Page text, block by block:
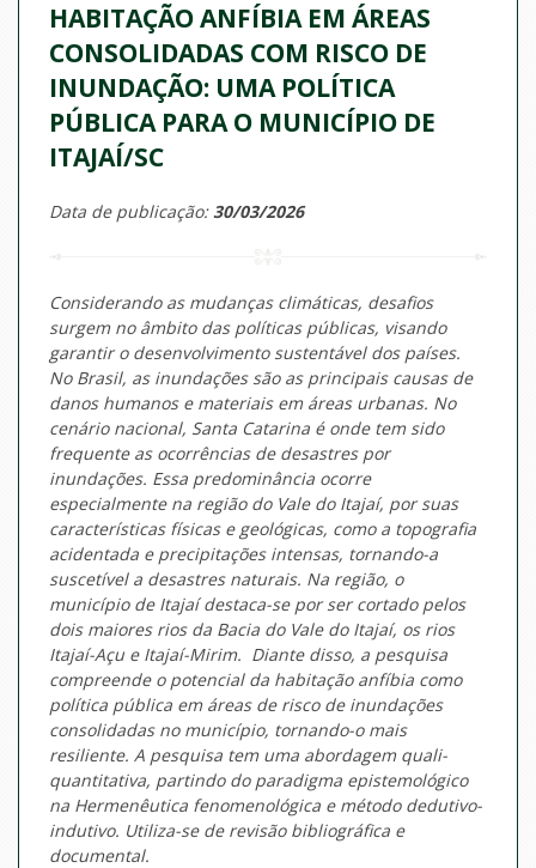
HABITAÇÃO ANFÍBIA EM ÁREAS
CONSOLIDADAS COM RISCO DE
INUNDAÇÃO: UMA POLÍTICA
PÚBLICA PARA O MUNICÍPIO DE
ITAJAÍ/SC
Data de publicação:30/03/2026
Considerando as mudanças climáticas, desafios
surgem no âmbito das políticas públicas, visando
garantir o desenvolvimento sustentável dos países.
No Brasil, as inundações são as principais causas de
danos humanos e materiais em áreas urbanas. No
cenário nacional, Santa Catarina é onde tem sido
frequente as ocorrências de desastres por
inundações. Essa predominância ocorre
especialmente na região do Vale do Itajaí, por suas
características físicas e geológicas, como a topografia
acidentada e precipitações intensas, tornando-a
suscetível a desastres naturais. Na região, o
município de Itajaí destaca-se por ser cortado pelos
dois maiores rios da Bacia do Vale do Itajaí, os rios
Itajaí-Açu e Itajaí-Mirim. Diante disso, a pesquisa
compreende o potencial da habitação anfíbia como
política pública em áreas de risco de inundações
consolidadas no município, tornando-o mais
resiliente. A pesquisa tem uma abordagem quali-
quantitativa, partindo do paradigma epistemológico
na Hermenêutica fenomenológica e método dedutivo-
indutivo. Utiliza-se de revisão bibliográfica e
documental.